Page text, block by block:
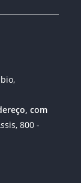
com
800 -